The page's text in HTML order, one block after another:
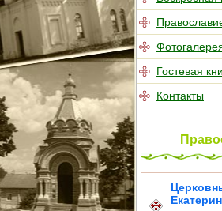
Гостевая
Контакты